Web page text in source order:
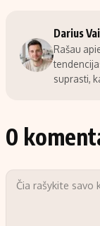
Darius
Rašau
suprasti,
0